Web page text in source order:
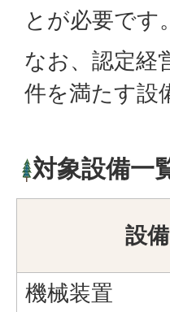
とが必要です。
なお、認定経
件を満たす設
対象設備一
設
機械装置